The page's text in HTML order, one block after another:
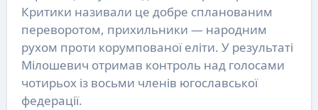
Критики називали це добре спланованим
переворотом, прихильники — народним
рухом проти корумпованої еліти. У результаті
Мілошевич отримав контроль над голосами
чотирьох із восьми членів югославської
федерації.